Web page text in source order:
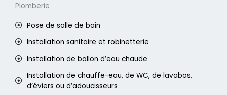
Plomberie
Pose de salle de bain
Installation sanitaire et robinetterie
Installation de ballon d’eau chaude
Installation de chauffe-eau, de WC, de lavabos,
d’éviers ou d’adoucisseurs